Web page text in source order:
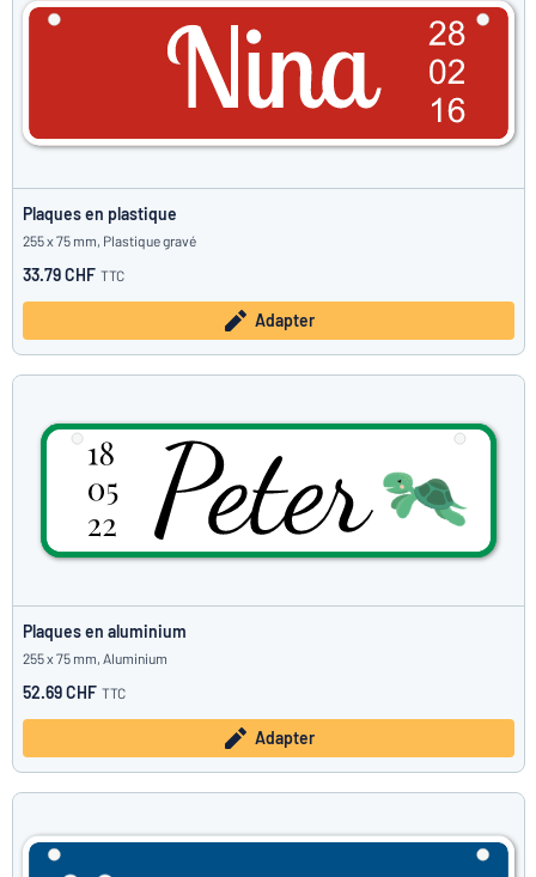
Plaques en plastique
255 x 75 mm, Plastique gravé
33.79 CHF TTC
Adapter
Plaques en aluminium
255 x 75 mm, Aluminium
52.69 CHF TTC
Adapter